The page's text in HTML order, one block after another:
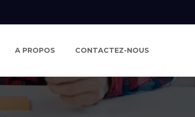
A PROPOS CONTACTEZ-NOUS